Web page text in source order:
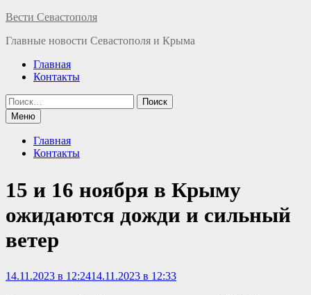
Перейти
содержимому
Вести Севастополя
Главные новости Севастополя и Крыма
Главная
Контакты
Найти:
Меню
Главная
Контакты
15 и 16 ноября в Крыму
ожидаются дожди и сильный
ветер
14.11.2023 в 12:2414.11.2023 в 12:33